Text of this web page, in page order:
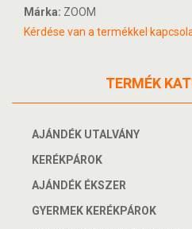
Márka: ZOOM
Kérdése van a termékkel
TERMÉK
AJÁNDÉK UTALVÁNY
KERÉKPÁROK
AJÁNDÉK ÉKSZER
GYERMEK KERÉKPÁROK